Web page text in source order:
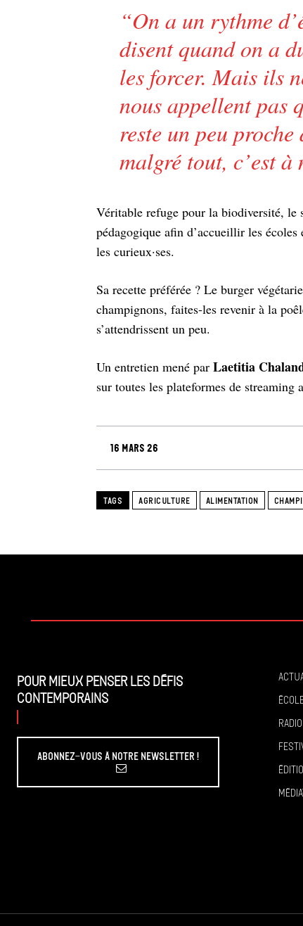
“On a un rythme
disent quand on a
les forcer. Mais ils
nous appellent pas
reste un peu
malgré tout, c’est
Véritable refuge pour la biodiversité, le
pédagogique afin d’accueillir les
les curieux·ses.
Sa recette préférée ? Le burger
champignons, faites-les revenir à la
s’attendrissent un peu.
Un entretien mené par Laetitia
sur toutes les plateformes de streaming
16 mars 26
TAGS AGRICULTURE ALIMENTATION
Pour mieux penser les défis
contemporains
Abonnez-vous à Notre Newsletter !